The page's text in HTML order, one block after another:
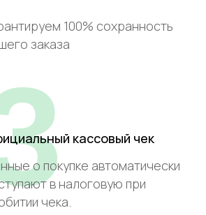
100% сохранность
заказа
кассовый чек
о покупке автоматически
в налоговую при
чека.